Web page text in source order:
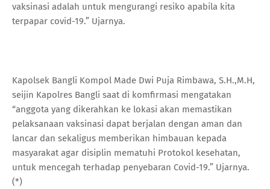
vaksinasi adalah untuk mengurangi resiko apabila kita
terpapar covid-19.” Ujarnya.
Kapolsek Bangli Kompol Made Dwi Puja Rimbawa, S.H.,M.H,
seijin Kapolres Bangli saat di komfirmasi mengatakan
“anggota yang dikerahkan ke lokasi akan memastikan
pelaksanaan vaksinasi dapat berjalan dengan aman dan
lancar dan sekaligus memberikan himbauan kepada
masyarakat agar disiplin mematuhi Protokol kesehatan,
untuk mencegah terhadap penyebaran Covid-19.” Ujarnya.
(*)